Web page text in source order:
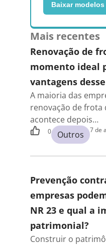
Baixar modelos
Mais recentes
Renovação de
momento ideal
vantagens
A maioria das
renovação de frota
acontece depois…
0 Outros 7 de
Prevenção
empresas
NR 23 e qual a
patrimonial?
Construir o